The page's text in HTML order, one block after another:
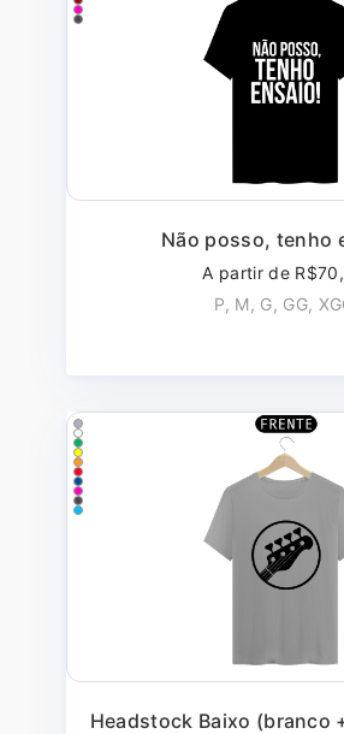
Não posso, tenho
A partir de
P, M, G, GG,
Headstock Baixo (branco